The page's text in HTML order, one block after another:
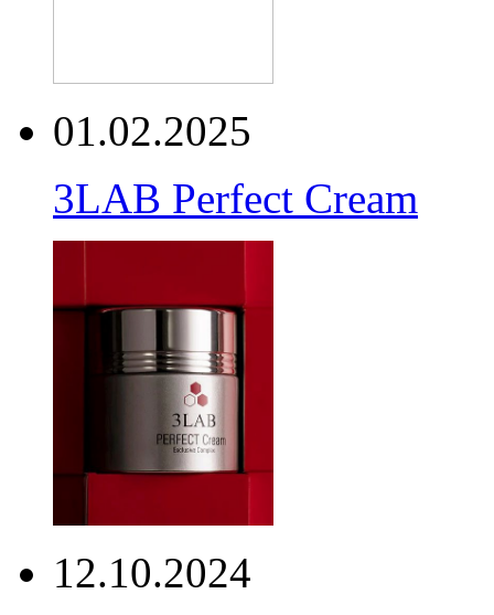
01.02.2025
3LAB Perfect Cream
12.10.2024